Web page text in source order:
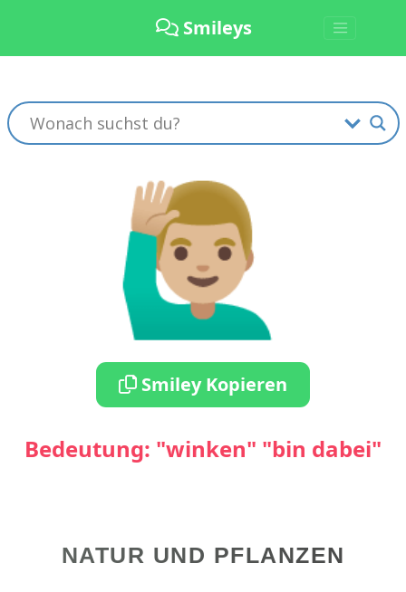
Smileys
🙋🏼‍♂️
Smiley Kopieren
Bedeutung: "winken" "bin dabei"
NATUR UND PFLANZEN